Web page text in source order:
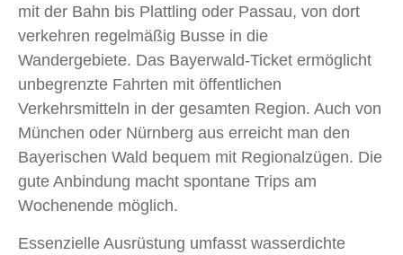
mit der Bahn bis Plattling oder Passau, von dort
verkehren regelmäßig Busse in die
Wandergebiete. Das Bayerwald-Ticket ermöglicht
unbegrenzte Fahrten mit öffentlichen
Verkehrsmitteln in der gesamten Region. Auch von
München oder Nürnberg aus erreicht man den
Bayerischen Wald bequem mit Regionalzügen. Die
gute Anbindung macht spontane Trips am
Wochenende möglich.
Essenzielle Ausrüstung umfasst wasserdichte